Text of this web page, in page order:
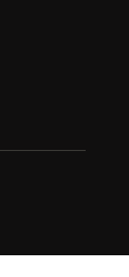
ページへページへ
ツイッターページへ
ルトの